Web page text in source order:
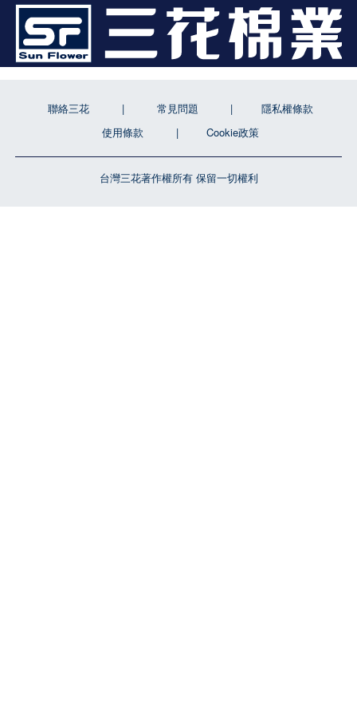
台灣三花著作權所有 保留一切權利
聯絡三花 常見問題
隱私權條款
使用條款
Cookie政策